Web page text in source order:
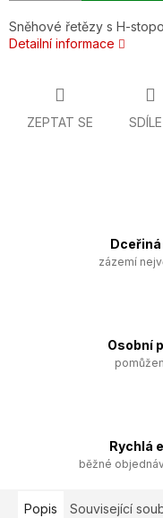
Sněhové řetězy s H-
Detailní informace
ZEPTAT SE
zázemí
Osobní
Rychlá
běžné
Popis Související